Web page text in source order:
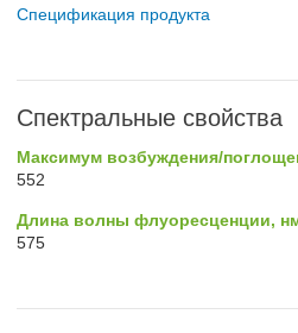
Спецификация продукта
Спектральные свойства
Максимум возбуждения/
552
Длина волны флуоресценции,
575